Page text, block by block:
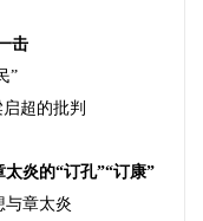
击
”
超的批判
炎的“订孔”“订康”
与章太炎